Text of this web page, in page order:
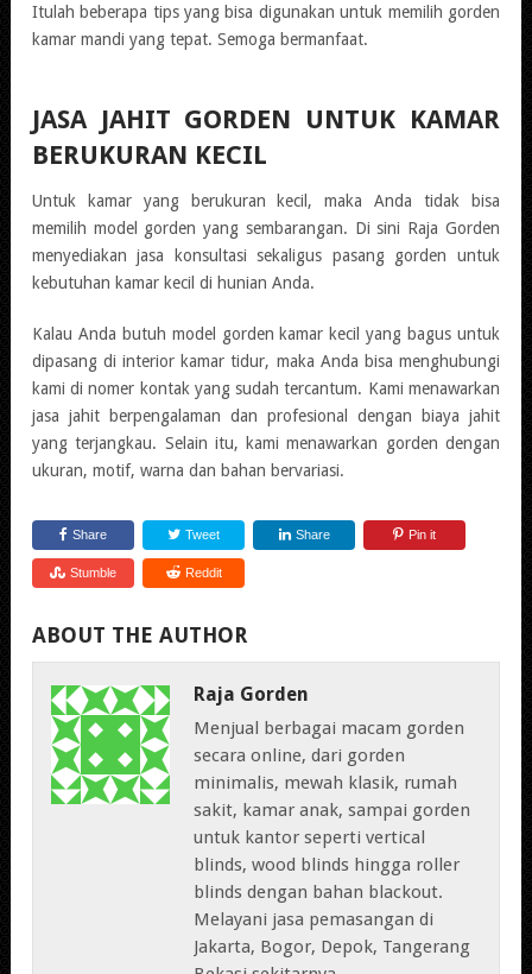
Itulah beberapa tips yang bisa digunakan untuk memilih gorden
kamar mandi yang tepat. Semoga bermanfaat.
JASA JAHIT GORDEN UNTUK KAMAR
BERUKURAN KECIL
Untuk kamar yang berukuran kecil, maka Anda tidak bisa
memilih model gorden yang sembarangan. Di sini Raja Gorden
menyediakan jasa konsultasi sekaligus pasang gorden untuk
kebutuhan kamar kecil di hunian Anda.
Kalau Anda butuh model gorden kamar kecil yang bagus untuk
dipasang di interior kamar tidur, maka Anda bisa menghubungi
kami di nomer kontak yang sudah tercantum. Kami menawarkan
jasa jahit berpengalaman dan profesional dengan biaya jahit
yang terjangkau. Selain itu, kami menawarkan gorden dengan
ukuran, motif, warna dan bahan bervariasi.
Share Tweet Share Pin it
Stumble Reddit
ABOUT THE AUTHOR
Raja Gorden
Menjual berbagai macam gorden
secara online, dari gorden
minimalis, mewah klasik, rumah
sakit, kamar anak, sampai gorden
untuk kantor seperti vertical
blinds, wood blinds hingga roller
blinds dengan bahan blackout.
Melayani jasa pemasangan di
Jakarta, Bogor, Depok, Tangerang